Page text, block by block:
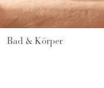
Bad & Körper